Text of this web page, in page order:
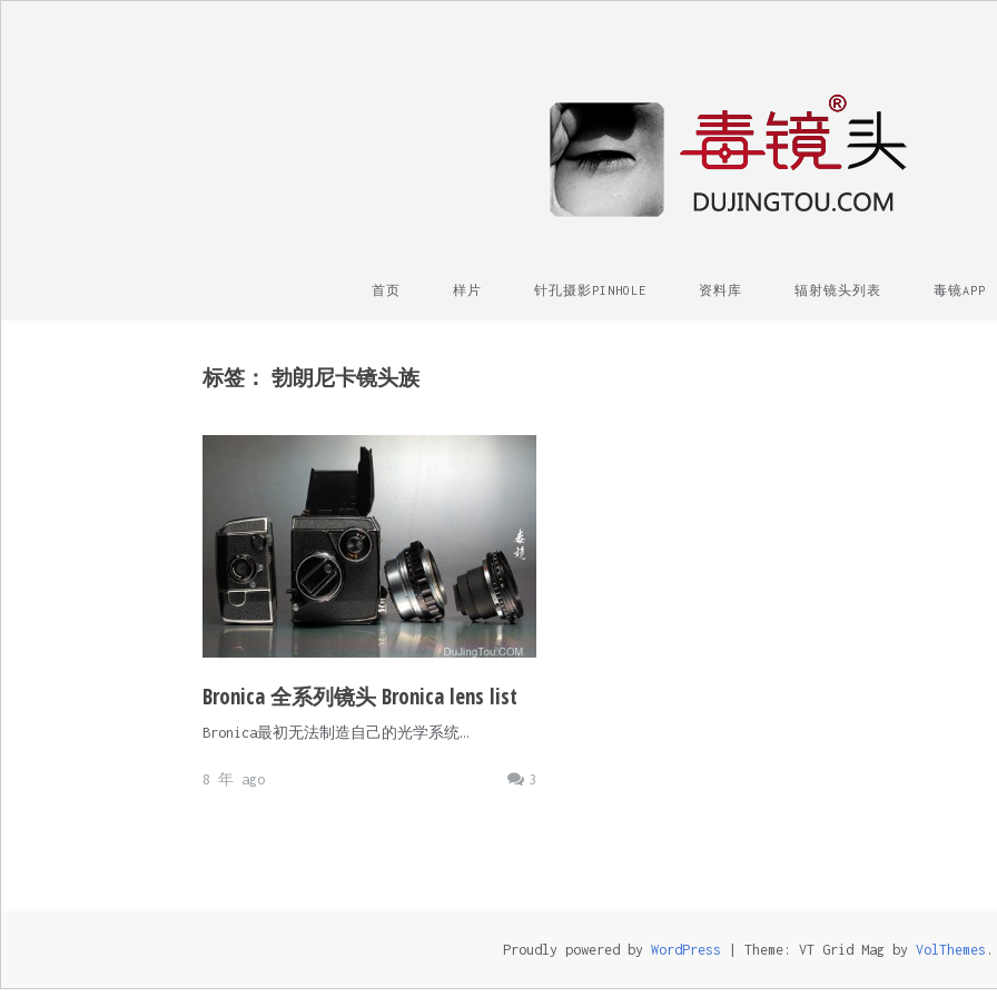
首页 样片 针孔摄影PINHOLE 资料库 辐射镜头列表 毒镜APP
标签： 勃朗尼卡镜头族
Bronica 全系列镜头 Bronica lens list
Bronica最初无法制造自己的光学系统…
3
8 年 ago
Proudly powered by WordPress Theme: VT Grid Mag by VolThemes .